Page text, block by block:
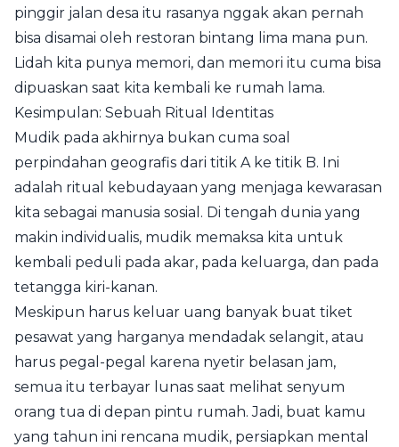
pinggir jalan desa itu rasanya nggak akan pernah
bisa disamai oleh restoran bintang lima mana pun.
Lidah kita punya memori, dan memori itu cuma bisa
dipuaskan saat kita kembali ke rumah lama.
Kesimpulan: Sebuah Ritual Identitas
Mudik pada akhirnya bukan cuma soal
perpindahan geografis dari titik A ke titik B. Ini
adalah ritual kebudayaan yang menjaga kewarasan
kita sebagai manusia sosial. Di tengah dunia yang
makin individualis, mudik memaksa kita untuk
kembali peduli pada akar, pada keluarga, dan pada
tetangga kiri-kanan.
Meskipun harus keluar uang banyak buat tiket
pesawat yang harganya mendadak selangit, atau
harus pegal-pegal karena nyetir belasan jam,
semua itu terbayar lunas saat melihat senyum
orang tua di depan pintu rumah. Jadi, buat kamu
yang tahun ini rencana mudik, persiapkan mental